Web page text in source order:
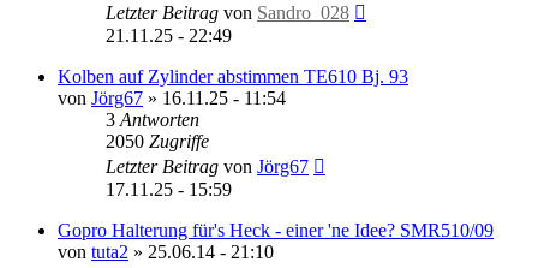
Letzter Beitrag von Sandro_028
21.11.25 - 22:49
Kolben auf Zylinder abstimmen TE610 Bj. 93
von Jörg67 » 16.11.25 - 11:54
3 Antworten
2050 Zugriffe
Letzter Beitrag von Jörg67
17.11.25 - 15:59
Gopro Halterung für's Heck - einer 'ne Idee? SMR510/09
von tuta2 » 25.06.14 - 21:10